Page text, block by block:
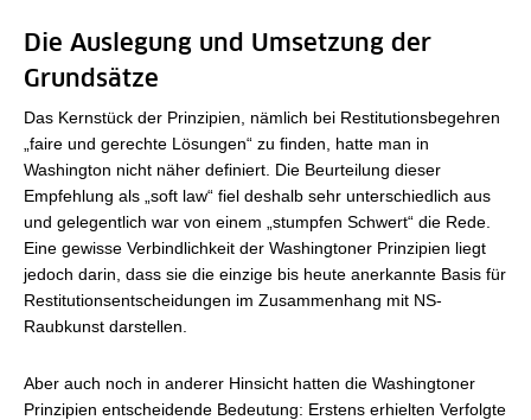
Die Auslegung und Umsetzung der
Grundsätze
Das Kernstück der Prinzipien, nämlich bei Restitutionsbegehren
„faire und gerechte Lösungen“ zu finden, hatte man in
Washington nicht näher definiert. Die Beurteilung dieser
Empfehlung als „soft law“ fiel deshalb sehr unterschiedlich aus
und gelegentlich war von einem „stumpfen Schwert“ die Rede.
Eine gewisse Verbindlichkeit der Washingtoner Prinzipien liegt
jedoch darin, dass sie die einzige bis heute anerkannte Basis für
Restitutionsentscheidungen im Zusammenhang mit NS-
Raubkunst darstellen.
Aber auch noch in anderer Hinsicht hatten die Washingtoner
Prinzipien entscheidende Bedeutung: Erstens erhielten Verfolgte